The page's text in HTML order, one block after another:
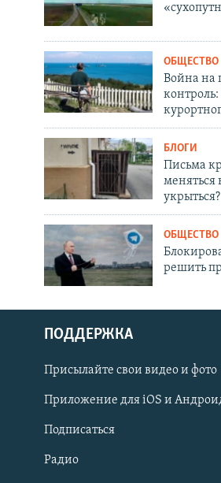
Українською
Qırımtatar
ПРИСОЕДИНЯЙТЕСЬ!
ОБЩЕСТВО
Война на
БЛОГИ
Письма
меняться
укрыться?
ОБЩЕСТВО
решить
ПОДДЕРЖКА
Присылайте свои видео и фото
Приложение для iOS и
Подписаться
Радио